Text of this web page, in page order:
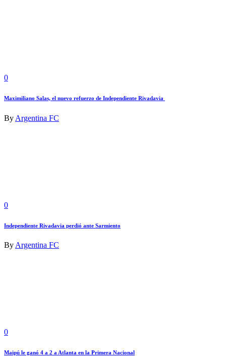
0
Maximiliano Salas, el nuevo refuerzo de Independiente Rivadavia
By Argentina FC
0
Independiente Rivadavia perdió ante Sarmiento
ByArgentina FC
0
Maipú le ganó 4 a 2 a Atlanta en la Primera Nacional